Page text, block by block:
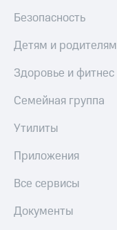
Безопасность
Детям и родителям
Здоровье и фитнес
Семейная группа
Утилиты
Приложения
Все сервисы
Документы